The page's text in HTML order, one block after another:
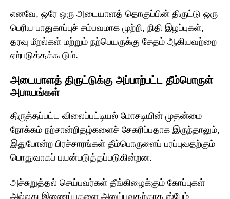
எனவே, ஒரே ஒரு அடையாளத் தொகுப்பின் திருட்டு ஒரு
பெரிய பாதுகாப்புச் சம்பவமாக முற்றி, நிதி இழப்புகள்,
தரவு மீறல்கள் மற்றும் நற்பெயருக்கு சேதம் ஆகியவற்றை
ஏற்படுத்தக்கூடும்.
அடையாளத் திருட்டுக்கு அப்பாற்பட்ட தீம்பொருள்
அபாயங்கள்
திருத்தப்பட்ட விலைப்பட்டியல் மோசடியின் முதன்மை
நோக்கம் நற்சான்றிதழ்களைச் சேகரிப்பதாக இருந்தாலும்,
இதுபோன்ற பிரச்சாரங்கள் தீம்பொருளைப் பரப்புவதற்கும்
பொதுவாகப் பயன்படுத்தப்படுகின்றன.
அச்சுறுத்தல் செய்பவர்கள் தீங்கிழைக்கும் கோப்புகள்
அல்லது இணைப்புகளை அனுப்புவதற்காக ஸ்பேம்